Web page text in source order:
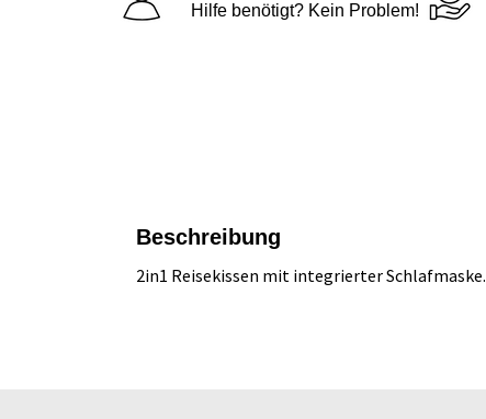
Hilfe benötigt? Kein Problem!
Beschreibung
2in1 Reisekissen mit integrierter Schlafmaske.